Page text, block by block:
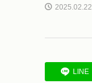
2025.02.22
LINE